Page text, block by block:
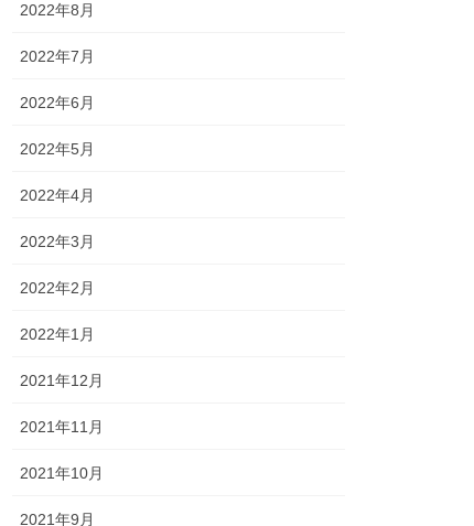
2022年8月
2022年7月
2022年6月
2022年5月
2022年4月
2022年3月
2022年2月
2022年1月
2021年12月
2021年11月
2021年10月
2021年9月